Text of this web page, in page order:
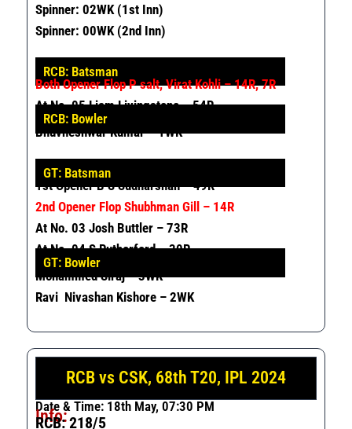
Spinner: 02WK (1st Inn)
Spinner: 00WK (2nd Inn)
RCB: Batsman
Both Opener Flop P salt, Virat Kohli – 14R, 7R
At No. 05 Liam Livingstone – 54R
RCB: Bowler
Bhuvneshwar Kumar – 1WK
GT: Batsman
1st Opener B S Sudharshan – 49R
2nd Opener Flop Shubhman Gill – 14R
At No. 03 Josh Buttler – 73R
At No. 04 S Rutherford – 30R
GT: Bowler
Mohammed Siraj – 3WK
Ravi Nivashan Kishore – 2WK
RCB vs CSK, 68th T20, IPL 2024
Date & Time: 18th May, 07:30 PM
Info:
RCB: 218/5